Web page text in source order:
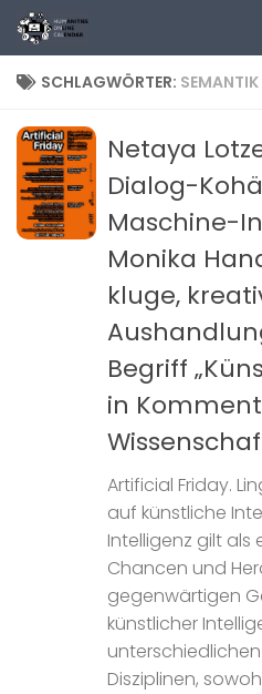
Zum Inhalt springen
SCHLAGWÖRTER: SEMANTIK
Netaya
Dialog-
Maschine-
Monika
kluge,
Begriff
in
Artificial Friday.
auf künstliche
Intelligenz gilt als
Chancen und
gegenwärtigen
künstlicher
Disziplinen,